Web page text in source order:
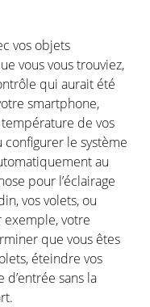
vos objets
vousvoustrouviez,
qui aurait été
smartphone,
température de vos
configurer le système
au
pour l’éclairage
,vosvolets, ou
exemple,votre
que vous êtes
éteindre vos
d’entrée sans la